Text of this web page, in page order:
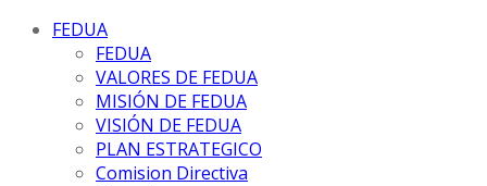
FEDUA
FEDUA
VALORES DE FEDUA
MISIÓN DE FEDUA
VISIÓN DE FEDUA
PLAN ESTRATEGICO
Comision Directiva